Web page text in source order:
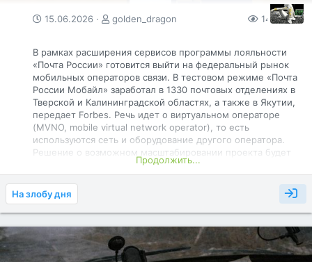
15.06.2026 golden_dragon 143 0
В рамках расширения сервисов программы лояльности
«Почта России» готовится выйти на федеральный рынок
мобильных операторов связи. В тестовом режиме «Почта
России Мобайл» заработал в 1330 почтовых отделениях в
Тверской и Калининградской областях, а также в Якутии,
передает Forbes. Речь идет о виртуальном операторе
(MVNO, mobile virtual network operator), то есть
используются сеть и оборудование другого оператора.
Решение о возможном масштабировании проекта будет
приниматься через несколько месяцев. «Почта России
Мобайл» предоставляет два тарифа на выбор — терабайт
мобильного интернета и 500 минут звонков в месяц за
300 рублей, а также три гигабайта мобильного интернета,
200 минут звонков и 200 смс-сообщений за 100-150
рублей. Второй рассчитан на пожилых людей, для его
подключения нужно пенсионное удостоверение.
Продолжить...
На злобу дня